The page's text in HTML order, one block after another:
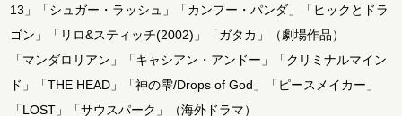
13」「シュガー・ラッシュ」「カンフー・パンダ」「ヒックとドラ
ゴン」「リロ&スティッチ(2002)」「ガタカ」（劇場作品）
「マンダロリアン」「キャシアン・アンドー」「クリミナルマイン
ド」「THE HEAD」「神の雫/Drops of God」「ピースメイカー」
「LOST」「サウスパーク」（海外ドラマ）